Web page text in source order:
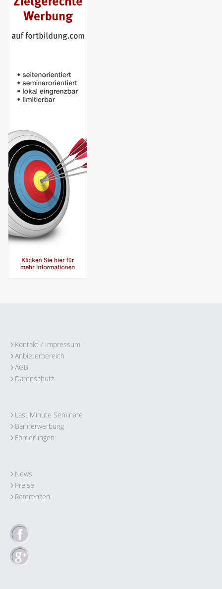
Kontakt / Impressum
Anbieterbereich
AGB
Datenschutz
Last Minute Seminare
Bannerwerbung
Förderungen
News
Preise
Referenzen